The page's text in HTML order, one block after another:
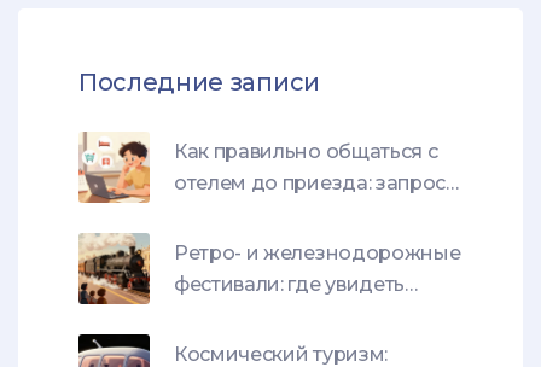
Последние записи
Как правильно общаться с
отелем до приезда: запросы
Ретро- и железнодорожные
фестивали: где увидеть
истории
Космический туризм: